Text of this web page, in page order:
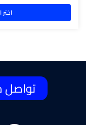
اختر
تواصل